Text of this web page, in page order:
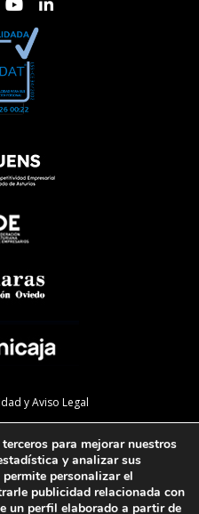
y Aviso Legal
calidad
la web
para mejorar nuestros
y analizar sus
personalizar el
publicidad relacionada con
un perfil elaborado a partir de